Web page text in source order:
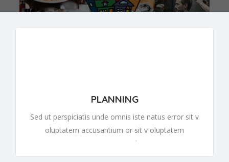
PLANNING
Sed ut perspiciatis unde omnis iste natus error sit v
oluptatem accusantium or sit v oluptatem
accusantiumor sit v oluptatem